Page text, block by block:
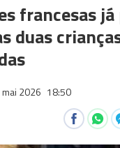
francesas
duas
2026 18:50